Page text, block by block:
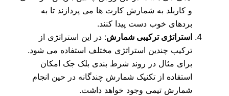
و کاربلد به شمارش کارت ها می پردازند تا به
بردهای خوب دست پیدا کنند.
استراتژی ترکیبی شمارش: در این استراتژی از
ترکیب چندین استراتژی مختلف استفاده می شود.
برای مثال در روند شرط بندی بلک جک امکان
استفاده از تکنیک شمارش چندگانه در حین انجام
شمارش تیمی وجود خواهد داشت.